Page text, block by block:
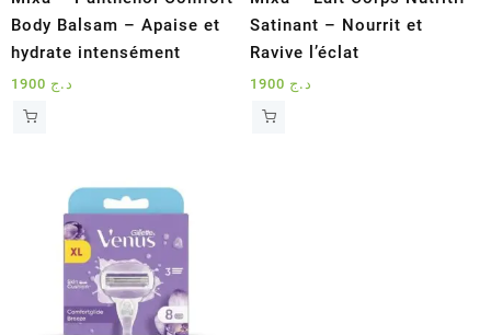
Body Balsam – Apaise et
hydrate intensément
د.ج
Satinant – Nourrit et
Ravive l’éclat
د.ج